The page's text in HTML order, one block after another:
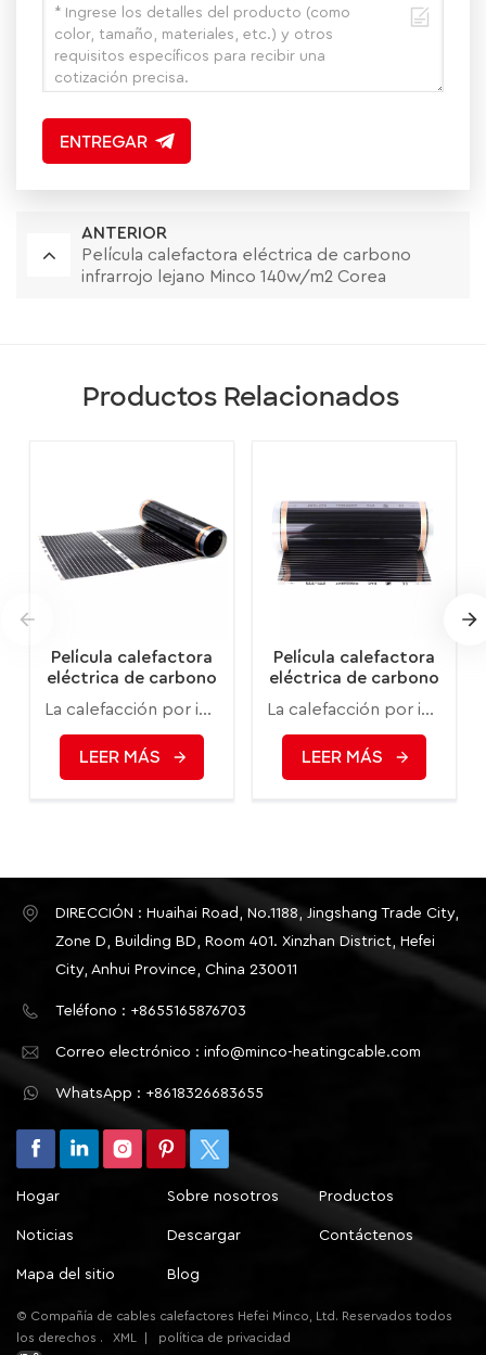
ENTREGAR
ANTERIOR
Película calefactora eléctrica de carbono
infrarrojo lejano Minco 140w/m2 Corea
Productos Relacionados
Película calefactora
eléctrica de carbono
infrarrojo lejano
Minco 80w/m2
La calefacción por infrarrojos Minco es uno de los métodos de calefacción más saludables y modernos, que utiliza propiedades térmicas similares a las del propio sol. Los rayos infrarrojos calientan directamente a personas, paredes y objetos, y luego calientan el aire a partir de ellos.
LEER MÁS
Película calefactora
eléctrica de carbono
infrarrojo lejano
Minco 140w/m2
Corea
La calefacción por infrarrojos Minco es uno de los métodos de calefacción más saludables y modernos, que utiliza propiedades térmicas similares a las del propio sol. Los rayos infrarrojos calientan directamente a personas, paredes y objetos, y luego calientan el aire a partir de ellos.
LEER MÁS
DIRECCIÓN : Huaihai Road, No.1188, Jingshang Trade City,
Zone D, Building BD, Room 401. Xinzhan District, Hefei
City, Anhui Province, China 230011
Teléfono : +8655165876703
Correo electrónico : info@minco-heatingcable.com
WhatsApp : +8618326683655
Hogar Sobre nosotros Productos
Noticias Descargar Contáctenos
Mapa del sitio Blog
© Compañía de cables calefactores Hefei Minco, Ltd. Reservados todos
los derechos .
XML
política de privacidad